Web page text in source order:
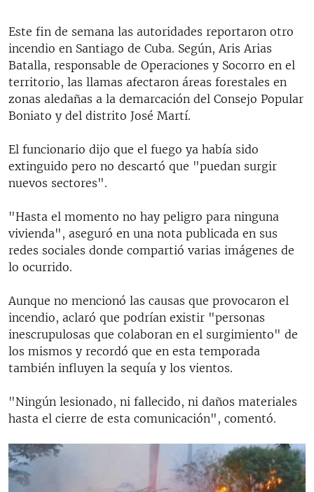
Este fin de semana las autoridades reportaron otro
incendio en Santiago de Cuba. Según, Aris Arias
Batalla, responsable de Operaciones y Socorro en el
territorio, las llamas afectaron áreas forestales en
zonas aledañas a la demarcación del Consejo Popular
Boniato y del distrito José Martí.
El funcionario dijo que el fuego ya había sido
extinguido pero no descartó que "puedan surgir
nuevos sectores".
"Hasta el momento no hay peligro para ninguna
vivienda", aseguró en una nota publicada en sus
redes sociales donde compartió varias imágenes de
lo ocurrido.
Aunque no mencionó las causas que provocaron el
incendio, aclaró que podrían existir "personas
inescrupulosas que colaboran en el surgimiento" de
los mismos y recordó que en esta temporada
también influyen la sequía y los vientos.
"Ningún lesionado, ni fallecido, ni daños materiales
hasta el cierre de esta comunicación", comentó.